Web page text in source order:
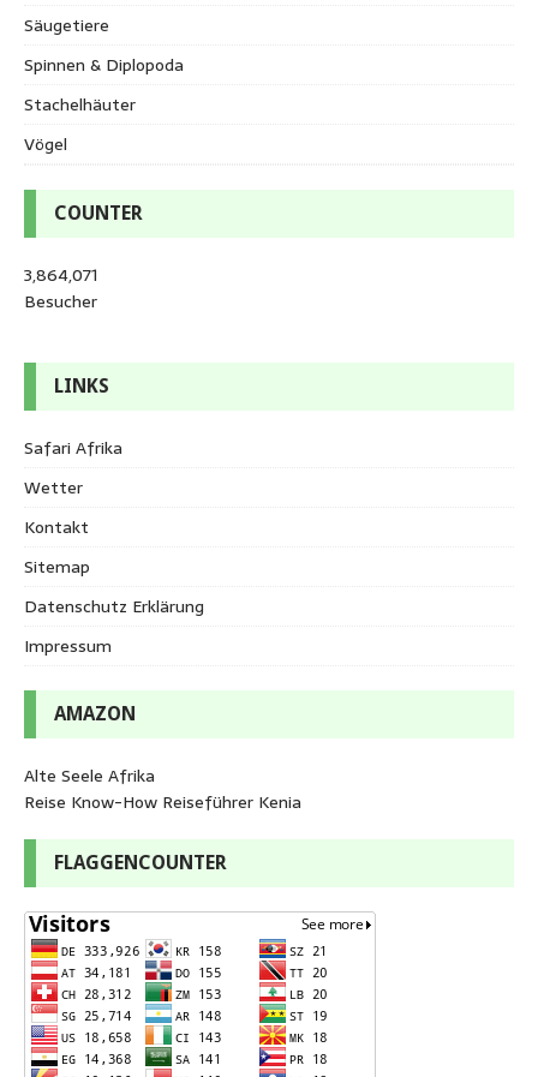
Säugetiere
Spinnen & Diplopoda
Stachelhäuter
Vögel
COUNTER
3,864,071
Besucher
LINKS
Safari Afrika
Wetter
Kontakt
Sitemap
Datenschutz Erklärung
Impressum
AMAZON
Alte Seele Afrika
Reise Know-How Reiseführer Kenia
FLAGGENCOUNTER